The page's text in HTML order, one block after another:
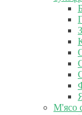
М'ясо